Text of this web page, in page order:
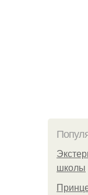
школы